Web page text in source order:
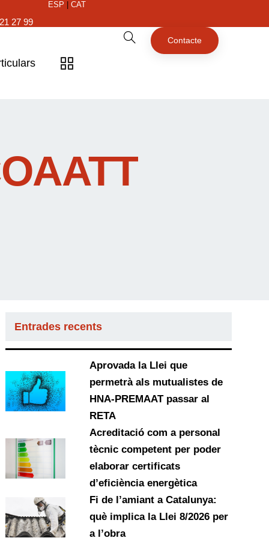
27 99
ESP CAT
Contacte
Entrades recents
Aprovada la Llei que
permetrà als mutualistes de
HNA-PREMAAT passar al
RETA
Acreditació com a personal
tècnic competent per poder
elaborar certificats
d’eficiència energètica
Fi de l’amiant a Catalunya:
què implica la Llei 8/2026 per
a l’obra